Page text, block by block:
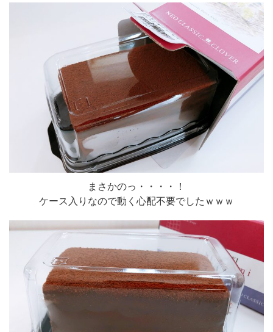
まさかのっ・・・・！
ケース入りなので動く心配不要でしたｗｗｗ